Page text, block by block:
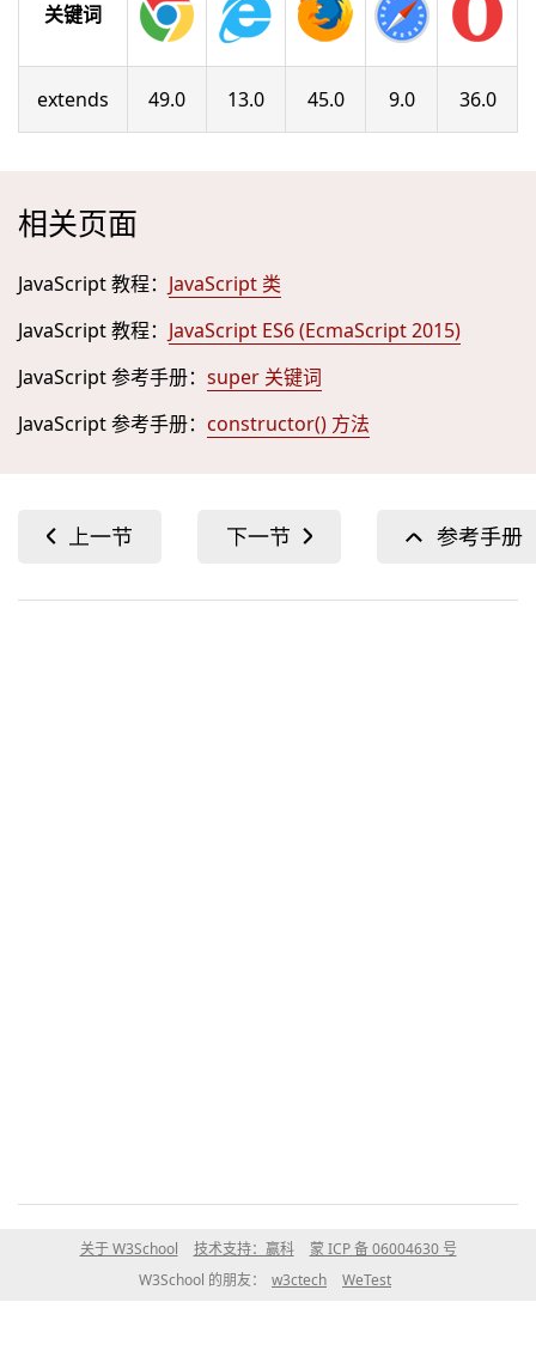
关键词
extends 49.0 13.0 45.0 9.0 36.0
相关页面
JavaScript 教程： JavaScript 类
JavaScript 教程： JavaScript ES6 (EcmaScript 2015)
JavaScript 参考手册： super 关键词
JavaScript 参考手册： constructor() 方法
关于 W3School 技术支持：赢科
蒙 ICP 备 06004630 号
W3School 的朋友：
w3ctech WeTest